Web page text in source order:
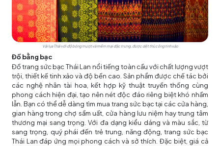
Vải lụa Thái với độ bóng mượt và mềm mại đặc trưng, được dệt thủ công tinh xảo
Đồ bằng bạc
Đồ trang sức bạc Thái Lan nổi tiếng toàn cầu với chất lượng vượt
trội, thiết kế tinh xảo và độ bền cao. Sản phẩm được chế tác bởi
các nghệ nhân tài hoa, kết hợp kỹ thuật truyền thống cùng
phong cách hiện đại, tạo nên nét độc đáo riêng biệt khó nhầm
lẫn. Bạn có thể dễ dàng tìm mua trang sức bạc tại các cửa hàng,
gian hàng trong chợ sầm uất, cửa hàng lưu niệm hay trung tâm
thương mại sang trọng. Với đa dạng kiểu dáng và màu sắc, từ
sang trọng, quý phái đến trẻ trung, năng động, trang sức bạc
Thái Lan đáp ứng mọi phong cách và sở thích. Đặc biệt, giá cả